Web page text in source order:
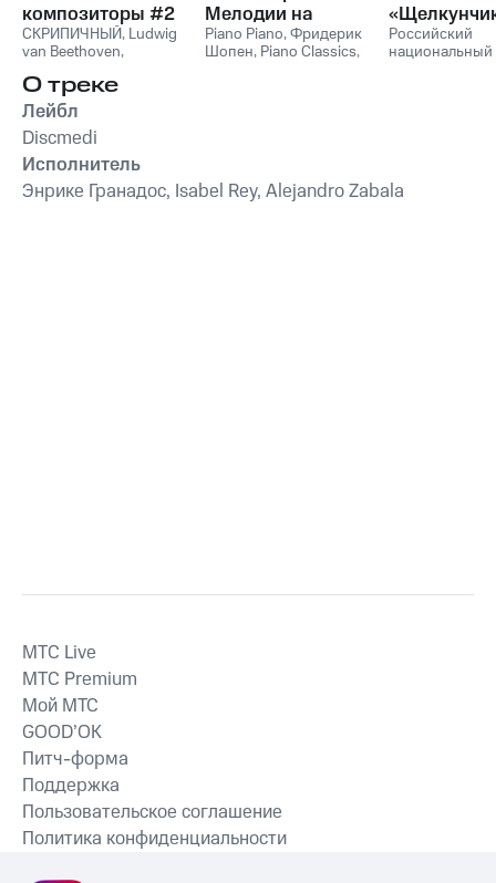
композиторы #2
СКРИПИЧНЫЙ, Ludwig
van Beethoven,
Франц Шуберт
String Orchestra
Антонио Вивальди
Мелодии на
Пианино
Piano Piano,Фридерик
Шопен, Piano Classics,
Российский
национальный
О треке
Лейбл
Discmedi
Исполнитель
Энрике Гранадос, Isabel Rey, Alejandro Zabala
MTС Live
MTС Premium
Мой МТС
GOOD’OK
Питч-форма
Поддержка
Пользовательское соглашение
Политика конфиденциальности